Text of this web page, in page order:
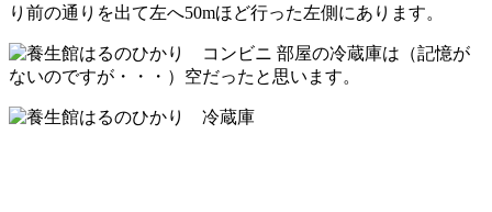
り前の通りを出て左へ50mほど行った左側にあります。
部屋の冷蔵庫は（記憶が
ないのですが・・・）空だったと思います。